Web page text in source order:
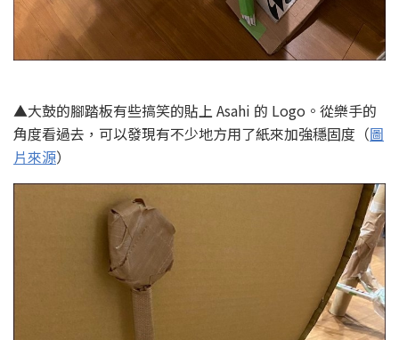
▲大鼓的腳踏板有些搞笑的貼上 Asahi 的 Logo。從樂手的
角度看過去，可以發現有不少地方用了紙來加強穩固度（圖
片來源）